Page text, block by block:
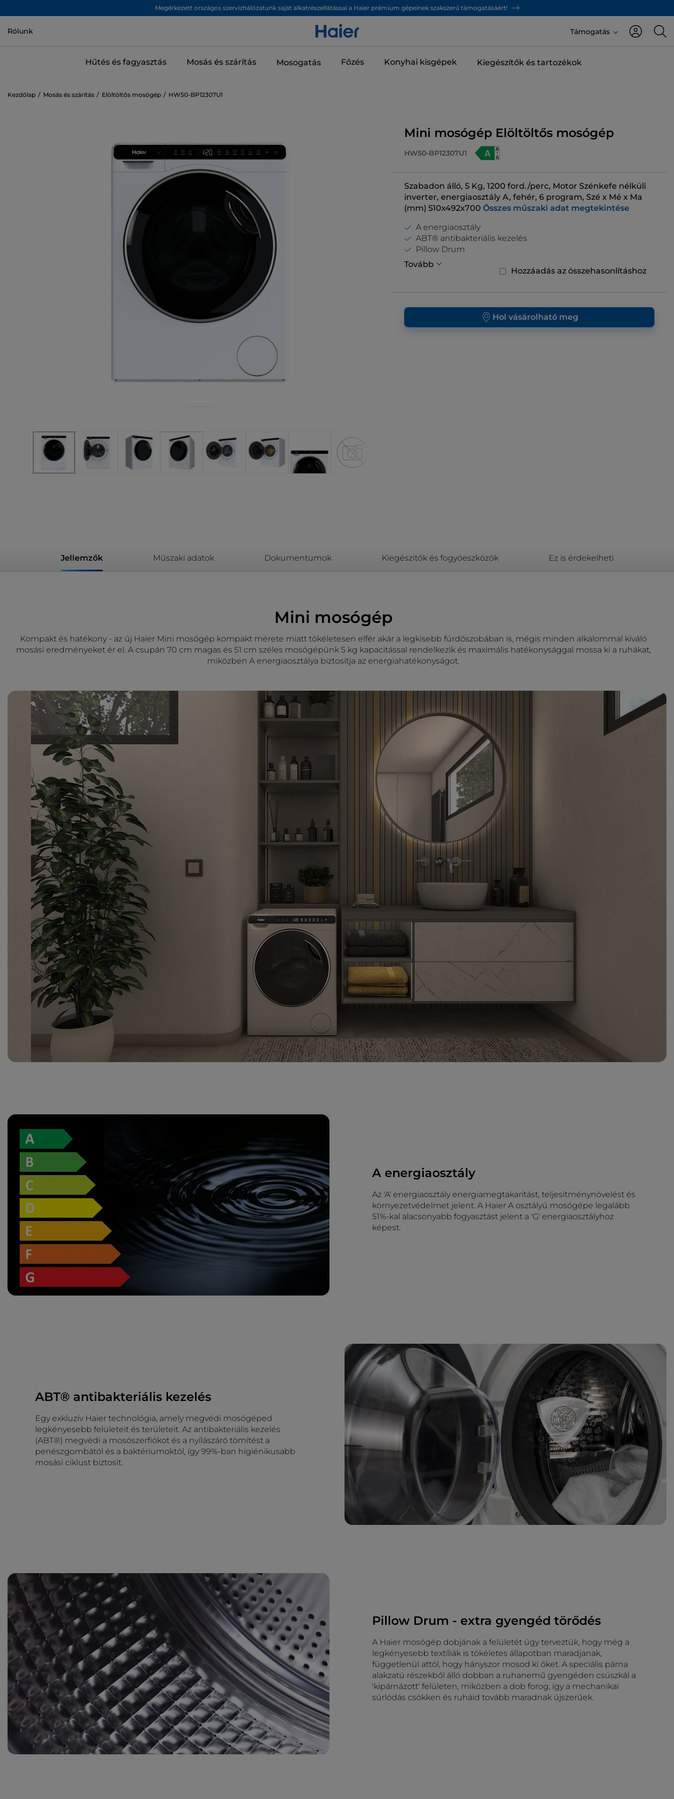
Megérkezett országos szervizhálózatunk saját alkatrészellátással a Haier prémium gépeinek szakszerű támogatásáért!
Rólunk Támogatás
Hűtés és fagyasztás Mosás és szárítás Mosogatás Főzés Konyhai kisgépek Kiegészítők és tartozékok
Kezdőlap Mosás és szárítás Elöltöltős mosógép HW50-BP12307U1
Mini mosógép Elöltöltős mosógép
HW50-BP12307U1
Szabadon álló, 5 Kg, 1200 ford./perc, Motor Szénkefe nélküli
inverter, energiaosztály A, fehér, 6 program, Szé x Mé x Ma
(mm) 510x492x700 Összes műszaki adat megtekintése
Hozzáadás az összehasonlításhoz
A energiaosztály
ABT® antibakteriális kezelés
Pillow Drum
Tovább
Hol vásárolható meg
Jellemzők Műszaki adatok Dokumentumok Kiegészítők és fogyóeszközök Ez is érdekelheti
Mini mosógép
Kompakt és hatékony - az új Haier Mini mosógép kompakt mérete miatt tökéletesen elfér akár a legkisebb fürdőszobában is, mégis minden alkalommal kiváló
mosási eredményeket ér el. A csupán 70 cm magas és 51 cm széles mosógépünk 5 kg kapacitással rendelkezik és maximális hatékonysággal mossa ki a ruhákat,
miközben A energiaosztálya biztosítja az energiahatékonyságot.
A energiaosztály
Az 'A' energiaosztály energiamegtakarítást, teljesítménynövelést és
környezetvédelmet jelent. A Haier A osztályú mosógépe legalább
51%-kal alacsonyabb fogyasztást jelent a 'G' energiaosztályhoz
képest.
ABT® antibakteriális kezelés
Egy exkluzív Haier technológia, amely megvédi mosógéped
legkényesebb felületeit és területeit. Az antibakteriális kezelés
(ABT®) megvédi a mosószerfiókot és a nyílászáró tömítést a
penészgombától és a baktériumoktól, így 99%-ban higiénikusabb
mosási ciklust biztosít.
Pillow Drum - extra gyengéd törődés
A Haier mosógép dobjának a felületét úgy terveztük, hogy még a
legkényesebb textíliák is tökéletes állapotban maradjanak,
függetlenül attól, hogy hányszor mosod ki őket. A speciális párna
alakzatú részekből álló dobban a ruhanemű gyengéden csúszkál a
'kipárnázott' felületen, miközben a dob forog, így a mechanikai
súrlódás csökken és ruháid tovább maradnak újszerűek.